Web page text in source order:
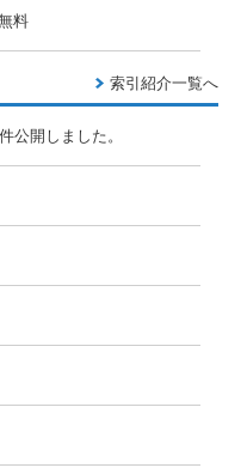
料
索引紹介一覧へ
公開しました。